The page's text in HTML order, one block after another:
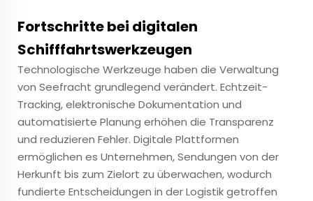
Fortschritte bei digitalen
Schifffahrtswerkzeugen
Technologische Werkzeuge haben die Verwaltung
von Seefracht grundlegend verändert. Echtzeit-
Tracking, elektronische Dokumentation und
automatisierte Planung erhöhen die Transparenz
und reduzieren Fehler. Digitale Plattformen
ermöglichen es Unternehmen, Sendungen von der
Herkunft bis zum Zielort zu überwachen, wodurch
fundierte Entscheidungen in der Logistik getroffen